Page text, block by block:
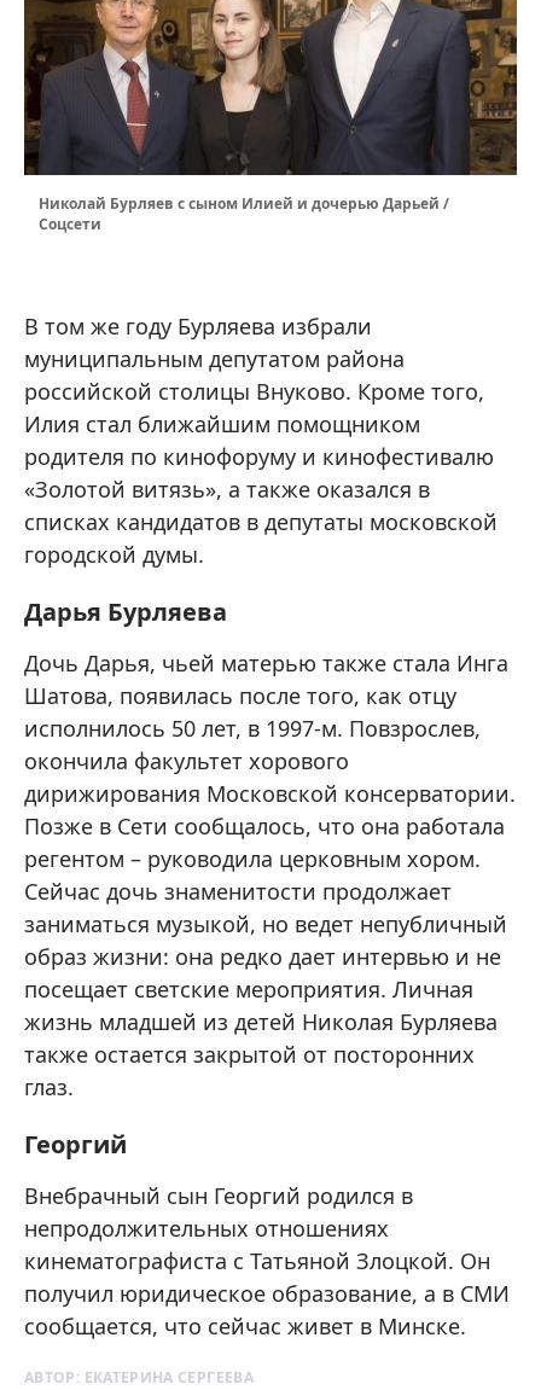
Николай Бурляев с сыном Илией и дочерью Дарьей /
Соцсети
В том же году Бурляева избрали
муниципальным депутатом района
российской столицы Внуково. Кроме того,
Илия стал ближайшим помощником
родителя по кинофоруму и кинофестивалю
«Золотой витязь», а также оказался в
списках кандидатов в депутаты московской
городской думы.
Дарья Бурляева
Дочь Дарья, чьей матерью также стала Инга
Шатова, появилась после того, как отцу
исполнилось 50 лет, в 1997-м. Повзрослев,
окончила факультет хорового
дирижирования Московской консерватории.
Позже в Сети сообщалось, что она работала
регентом – руководила церковным хором.
Сейчас дочь знаменитости продолжает
заниматься музыкой, но ведет непубличный
образ жизни: она редко дает интервью и не
посещает светские мероприятия. Личная
жизнь младшей из детей Николая Бурляева
также остается закрытой от посторонних
глаз.
Георгий
Внебрачный сын Георгий родился в
непродолжительных отношениях
кинематографиста с Татьяной Злоцкой. Он
получил юридическое образование, а в СМИ
сообщается, что сейчас живет в Минске.
АВТОР: ЕКАТЕРИНА СЕРГЕЕВА